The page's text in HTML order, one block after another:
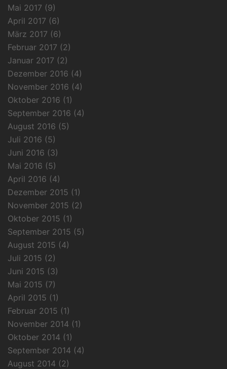
Mai 2017 (9)
April 2017 (6)
März 2017 (6)
Februar 2017 (2)
Januar 2017 (2)
Dezember 2016 (4)
November 2016 (4)
Oktober 2016 (1)
September 2016 (4)
August 2016 (5)
Juli 2016 (5)
Juni 2016 (3)
Mai 2016 (5)
April 2016 (4)
Dezember 2015 (1)
November 2015 (2)
Oktober 2015 (1)
September 2015 (5)
August 2015 (4)
Juli 2015 (2)
Juni 2015 (3)
Mai 2015 (7)
April 2015 (1)
Februar 2015 (1)
November 2014 (1)
Oktober 2014 (1)
September 2014 (4)
August 2014 (2)